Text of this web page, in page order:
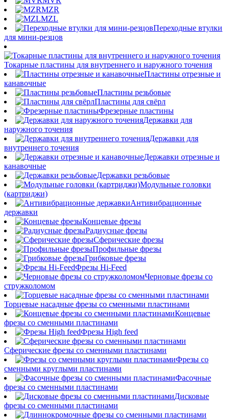
MZR
MZL
Переходные втулки
для мини-резцов
Токарные пластины для внутреннего и наружного точения
Пластины отрезные и
канавочные
Пластины резьбовые
Пластины для свёрл
Фрезерные пластины
Державки для
наружного точения
Державки для
внутреннего точения
Державки отрезные и
канавочные
Державки резьбовые
Модульные головки
(картриджи)
Антивибрационные
державки
Концевые фрезы
Радиусные фрезы
Сферические фрезы
Профильные фрезы
Грибковые фрезы
Фрезы Hi-Feed
Черновые фрезы со
стружколомом
Торцевые насадные фрезы со сменными пластинами
Концевые
фрезы со сменными пластинами
Фрезы High feed
Сферические фрезы со сменными пластинами
Фрезы со
сменными круглыми пластинами
Фасочные
фрезы со сменными пластинами
Дисковые
фрезы со сменными пластинами